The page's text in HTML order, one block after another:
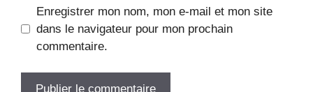
Enregistrer mon nom, mon e-mail et mon site
dans le navigateur pour mon prochain
commentaire.